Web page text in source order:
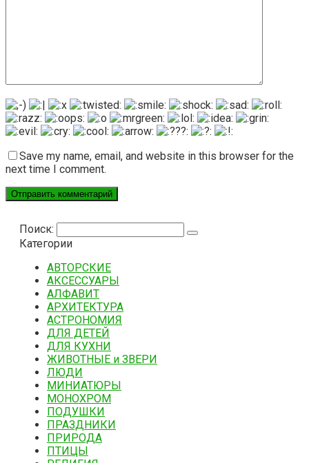
Save my name, email, and website in this browser for the
next time I comment.
Поиск:
Категории
АВТОРСКИЕ
АКСЕССУАРЫ
АЛФАВИТ
АРХИТЕКТУРА
АСТРОНОМИЯ
ДЛЯ ДЕТЕЙ
ДЛЯ КУХНИ
ЖИВОТНЫЕ и ЗВЕРИ
ЛЮДИ
МИНИАТЮРЫ
МОНОХРОМ
ПОДУШКИ
ПРАЗДНИКИ
ПРИРОДА
ПТИЦЫ